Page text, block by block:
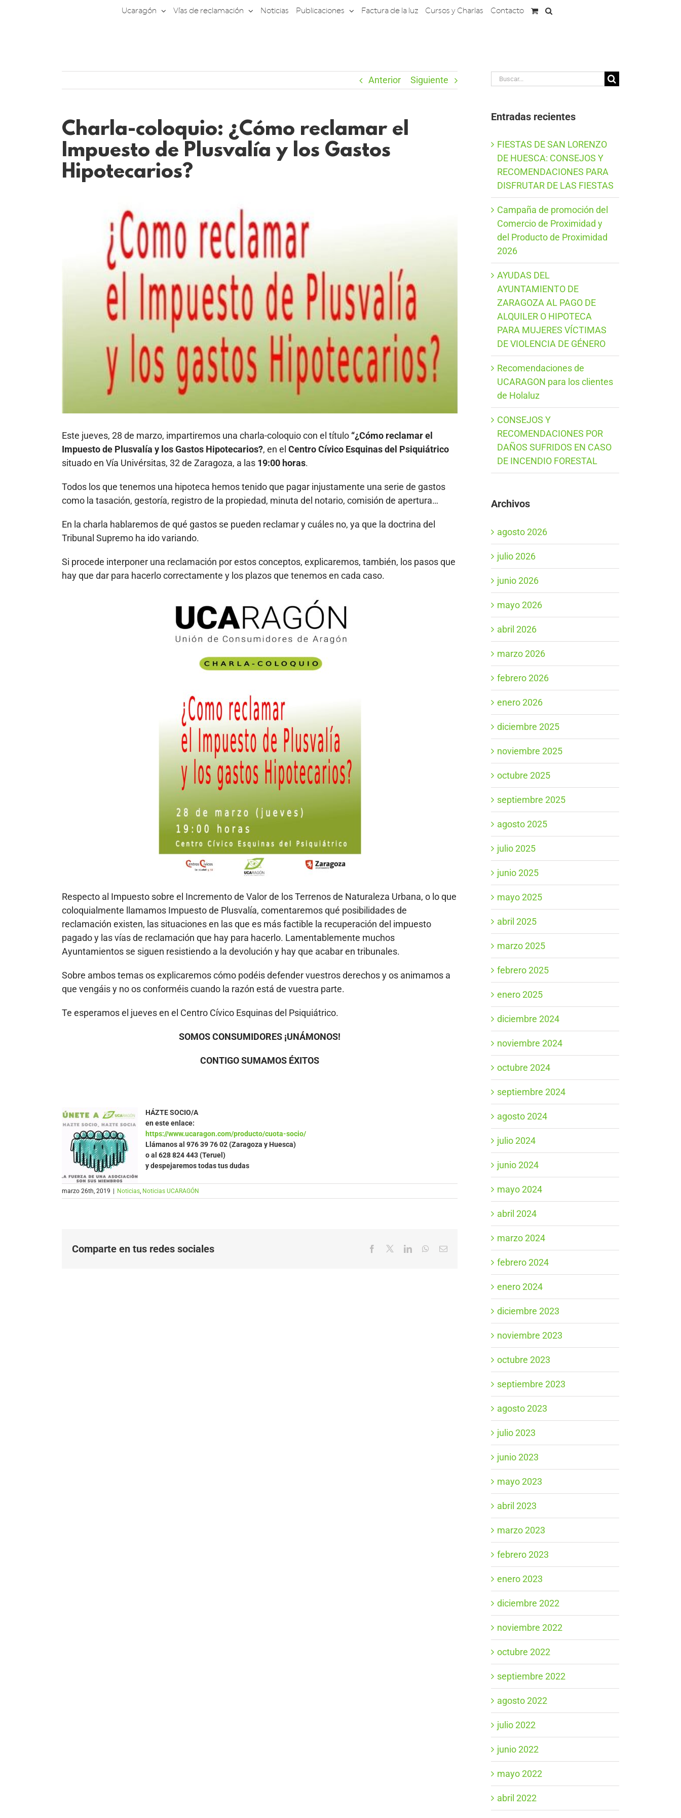
Ucaragón Vías de reclamación Noticias Publicaciones Factura de la luz Cursos y Charlas Contacto
Anterior Siguiente
Charla-coloquio: ¿Cómo reclamar el
Impuesto de Plusvalía y los Gastos
Hipotecarios?
Este jueves, 28 de marzo, impartiremos una charla-coloquio con el título “¿Cómo reclamar el
Impuesto de Plusvalía y los Gastos Hipotecarios?, en el Centro Cívico Esquinas del Psiquiátrico
situado en Vía Univérsitas, 32 de Zaragoza, a las 19:00 horas.
Todos los que tenemos una hipoteca hemos tenido que pagar injustamente una serie de gastos
como la tasación, gestoría, registro de la propiedad, minuta del notario, comisión de apertura…
En la charla hablaremos de qué gastos se pueden reclamar y cuáles no, ya que la doctrina del
Tribunal Supremo ha ido variando.
Si procede interponer una reclamación por estos conceptos, explicaremos, también, los pasos que
hay que dar para hacerlo correctamente y los plazos que tenemos en cada caso.
Respecto al Impuesto sobre el Incremento de Valor de los Terrenos de Naturaleza Urbana, o lo que
coloquialmente llamamos Impuesto de Plusvalía, comentaremos qué posibilidades de
reclamación existen, las situaciones en las que es más factible la recuperación del impuesto
pagado y las vías de reclamación que hay para hacerlo. Lamentablemente muchos
Ayuntamientos se siguen resistiendo a la devolución y hay que acabar en tribunales.
Sobre ambos temas os explicaremos cómo podéis defender vuestros derechos y os animamos a
que vengáis y no os conforméis cuando la razón está de vuestra parte.
Te esperamos el jueves en el Centro Cívico Esquinas del Psiquiátrico.
SOMOS CONSUMIDORES ¡UNÁMONOS!
CONTIGO SUMAMOS ÉXITOS
HÁZTE SOCIO/A
en este enlace:
https://www.ucaragon.com/producto/cuota-socio/
Llámanos al 976 39 76 02 (Zaragoza y Huesca)
o al 628 824 443 (Teruel)
y despejaremos todas tus dudas
marzo 26th, 2019 Noticias, Noticias UCARAGÓN
Comparte en tus redes sociales Facebook LinkedInWhatsApp
Correo
Buscar:
Entradas recientes
FIESTAS DE SAN LORENZO
DE HUESCA: CONSEJOS Y
RECOMENDACIONES PARA
DISFRUTAR DE LAS FIESTAS
Campaña de promoción del
Comercio de Proximidad y
del Producto de Proximidad
2026
AYUDAS DEL
AYUNTAMIENTO DE
ZARAGOZA AL PAGO DE
ALQUILER O HIPOTECA
PARA MUJERES VÍCTIMAS
DE VIOLENCIA DE GÉNERO
Recomendaciones de
UCARAGON para los clientes
de Holaluz
CONSEJOS Y
RECOMENDACIONES POR
DAÑOS SUFRIDOS EN CASO
DE INCENDIO FORESTAL
Archivos
agosto 2026
julio 2026
junio 2026
mayo 2026
abril 2026
marzo 2026
febrero 2026
enero 2026
diciembre 2025
noviembre 2025
octubre 2025
septiembre 2025
agosto 2025
julio 2025
junio 2025
mayo 2025
abril 2025
marzo 2025
febrero 2025
enero 2025
diciembre 2024
noviembre 2024
octubre 2024
septiembre 2024
agosto 2024
julio 2024
junio 2024
mayo 2024
abril 2024
marzo 2024
febrero 2024
enero 2024
diciembre 2023
noviembre 2023
octubre 2023
septiembre 2023
agosto 2023
julio 2023
junio 2023
mayo 2023
abril 2023
marzo 2023
febrero 2023
enero 2023
diciembre 2022
noviembre 2022
octubre 2022
septiembre 2022
agosto 2022
julio 2022
junio 2022
mayo 2022
abril 2022